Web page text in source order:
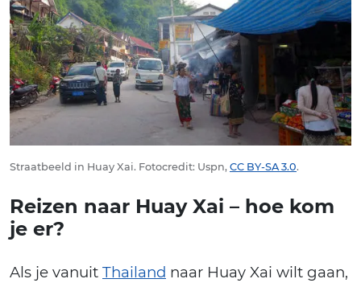
Straatbeeld in Huay Xai. Fotocredit: Uspn, CC BY-SA 3.0.
Reizen naar Huay Xai – hoe kom
je er?
Als je vanuit Thailand naar Huay Xai wilt gaan,